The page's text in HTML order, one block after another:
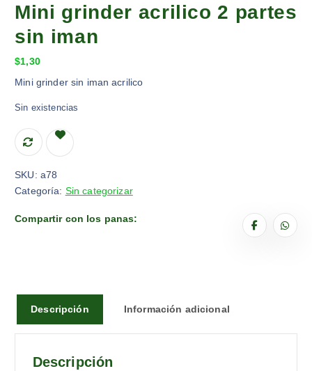
Mini grinder acrilico 2 partes
sin iman
$1,30
Mini grinder sin iman acrilico
Sin existencias
SKU: a78
Categoría: Sin categorizar
Compartir con los panas:
Descripción Información adicional
Descripción